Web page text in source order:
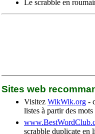
Le scrabble en
Sites web
Visitez WikWik.org -
listes à partir des
scrabble duplicate en